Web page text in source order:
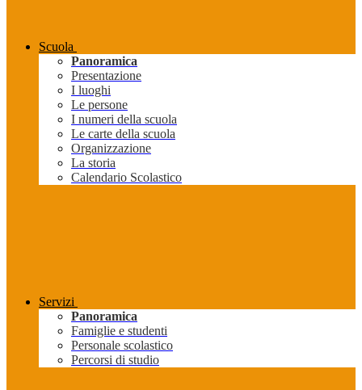
Scuola
Panoramica
Presentazione
I luoghi
Le persone
I numeri della scuola
Le carte della scuola
Organizzazione
La storia
Calendario Scolastico
Servizi
Panoramica
Famiglie e studenti
Personale scolastico
Percorsi di studio